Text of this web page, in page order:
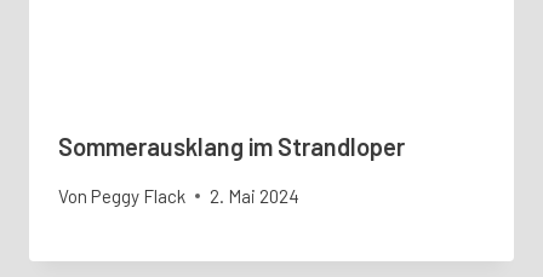
Sommerausklang im Strandloper
Von Peggy Flack 2. Mai 2024